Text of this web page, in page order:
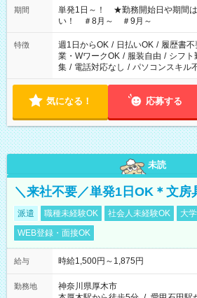
期間
単発1日～！ ★勤務開始日や期間は
い！ ＃8月～ ＃9月～
特徴 週1日からOK / 日払いOK / 履歴書不
業・WワークOK / 服装自由 / シフト
集 / 電話対応なし / パソコンスキル
気になる！ 応募する
未読
＼来社不要／単発1日OK＊文房
派遣 職種未経験OK 社会人未経験OK 大
WEB登録・面接OK
給与 時給1,500円～1,875円
勤務地
神奈川県厚木市